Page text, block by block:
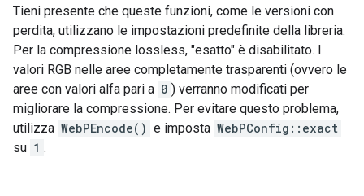
Tieni presente che queste funzioni, come le versioni con
perdita, utilizzano le impostazioni predefinite della libreria.
Per la compressione lossless, "esatto" è disabilitato. I
valori RGB nelle aree completamente trasparenti (ovvero le
aree con valori alfa pari a 0 ) verranno modificati per
migliorare la compressione. Per evitare questo problema,
utilizza WebPEncode() e imposta WebPConfig::exact
su 1 .